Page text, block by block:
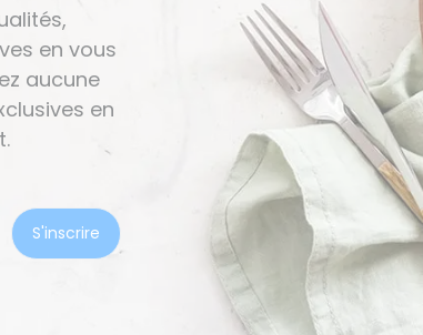
en vous
aucune
en